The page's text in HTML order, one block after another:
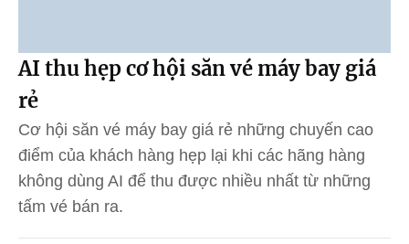
AI thu hẹp cơ hội săn vé máy bay giá
rẻ
Cơ hội săn vé máy bay giá rẻ những chuyến cao
điểm của khách hàng hẹp lại khi các hãng hàng
không dùng AI để thu được nhiều nhất từ những
tấm vé bán ra.